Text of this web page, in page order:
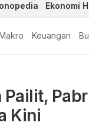
Ekonomi
Keuangan
Kini